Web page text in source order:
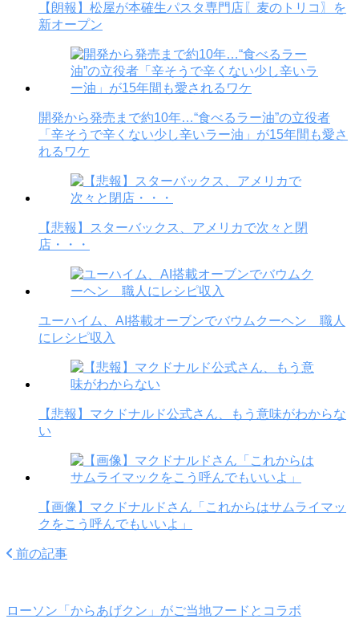
【朗報】松屋が本確生パスタ専門店〖麦のトリコ〗を
新オープン
開発から発売まで約10年…“食べるラー油”の立役者
「辛そうで辛くない少し辛いラー油」が15年間も愛さ
れるワケ
【悲報】スターバックス、アメリカで次々と閉
店・・・
ユーハイム、AI搭載オーブンでバウムクーヘン 職人
にレシピ収入
【悲報】マクドナルド公式さん、もう意味がわからな
い
【画像】マクドナルドさん「これからはサムライマッ
クをこう呼んでもいいよ」
前の記事
ローソン「からあげクン」がご当地フードとコラボ